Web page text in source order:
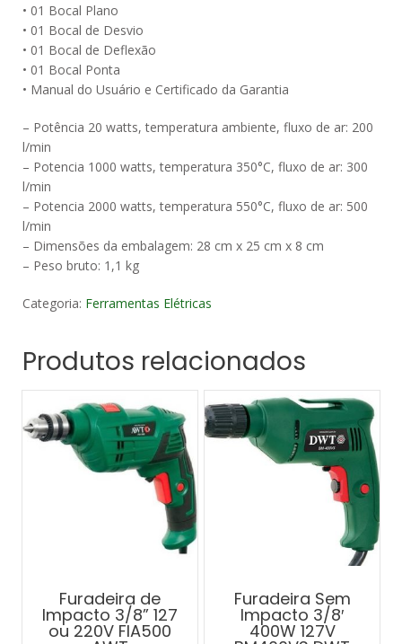
• 01 Bocal Plano
• 01 Bocal de Desvio
• 01 Bocal de Deflexão
• 01 Bocal Ponta
• Manual do Usuário e Certificado da Garantia
– Potência 20 watts, temperatura ambiente, fluxo de ar: 200
l/min
– Potencia 1000 watts, temperatura 350°C, fluxo de ar: 300
l/min
– Potencia 2000 watts, temperatura 550°C, fluxo de ar: 500
l/min
– Dimensões da embalagem: 28 cm x 25 cm x 8 cm
– Peso bruto: 1,1 kg
Categoria: Ferramentas Elétricas
Produtos relacionados
Furadeira de
Impacto 3/8” 127
ou 220V FIA500
Furadeira Sem
Impacto 3/8′
400W 127V